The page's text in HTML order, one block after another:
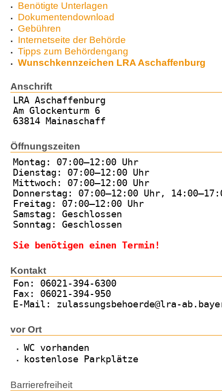
Benötigte Unterlagen
Dokumentendownload
Gebühren
Internetseite der Behörde
Tipps zum Behördengang
Wunschkennzeichen LRA Aschaffenburg
Anschrift
LRA Aschaffenburg
Am Glockenturm 6
63814 Mainaschaff
Öffnungszeiten
Montag: 07:00–12:00 Uhr
Dienstag: 07:00–12:00 Uhr
Mittwoch: 07:00–12:00 Uhr
Donnerstag: 07:00–12:00 Uhr,
Freitag: 07:00–12:00 Uhr
Samstag: Geschlossen
Sonntag: Geschlossen
Sie benötigen einen Termin!
Kontakt
Fon: 06021-394-6300
Fax: 06021-394-950
E-Mail: zulassungsbehoerde@lra-
vor Ort
WC vorhanden
kostenlose Parkplätze
Barrierefreiheit